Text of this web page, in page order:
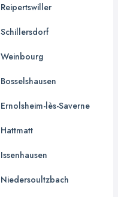
Reipertswiller
Schillersdorf
Weinbourg
Bosselshausen
Ernolsheim-lès-Saverne
Hattmatt
Issenhausen
Niedersoultzbach